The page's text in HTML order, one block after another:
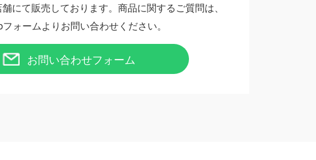
にて販売しております。商品に関するご質問は、
ォームよりお問い合わせください。
お問い合わせフォーム